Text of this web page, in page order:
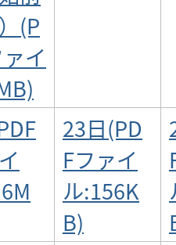
(P
イ
23日(PD
Fファイ
ル:156K
B)